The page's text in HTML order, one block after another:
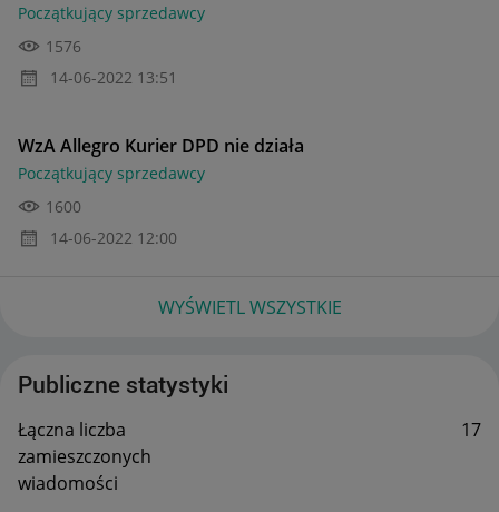
Początkujący sprzedawcy
1576
‎14-06-2022 13:51
WzA Allegro Kurier DPD nie działa
Początkujący sprzedawcy
1600
‎14-06-2022 12:00
WYŚWIETL WSZYSTKIE
Publiczne statystyki
Łączna liczba
zamieszczonych
wiadomości
17